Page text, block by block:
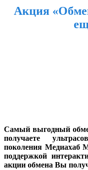
Акция
Самый выгодный
получаете
поколения
поддержкой
акции обмена Вы